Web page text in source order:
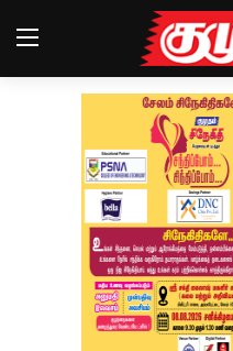
Magazines